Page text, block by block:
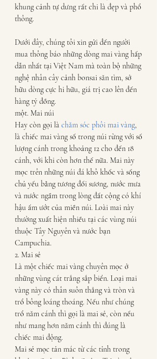
khung cảnh tự dưng rất chi là đẹp và phổ
thông.
Dưới đây, chúng tôi xin gửi đến người
mua thông báo những dòng mai vàng hấp
dẫn nhất tại Việt Nam mà toàn bộ những
nghệ nhân cây cảnh bonsai săn tìm, sở
hữu dòng cực hi hữu, giá trị cao lên đến
hàng tỷ đồng.
một. Mai núi
Hay còn gọi là chăm sóc phôi mai vàng,
là chiếc mai vàng số trong núi rừng với số
lượng cánh trong khoảng 12 cho đến 18
cánh, với khi còn hơn thế nữa. Mai này
mọc trên những núi đá khô khốc và sống
chủ yếu bằng tương đối sương, nước mưa
và nước ngầm trong lòng đất cộng có khí
hậu ẩm ướt của miền núi. Loài mai này
thường xuất hiện nhiều tại các vùng núi
thuộc Tây Nguyên và nước bạn
Campuchia.
2. Mai sẻ
Là một chiếc mai vàng chuyên mọc ở
những vùng cát trắng sắp biển. Loại mai
vàng này có thân suôn thẳng và tròn và
trổ bông loáng thoáng. Nếu như chúng
trổ năm cánh thì gọi là mai sẻ, còn nếu
như mang hơn năm cánh thì đúng là
chiếc mai động.
Mai sẻ mọc tản mác từ các tỉnh trong